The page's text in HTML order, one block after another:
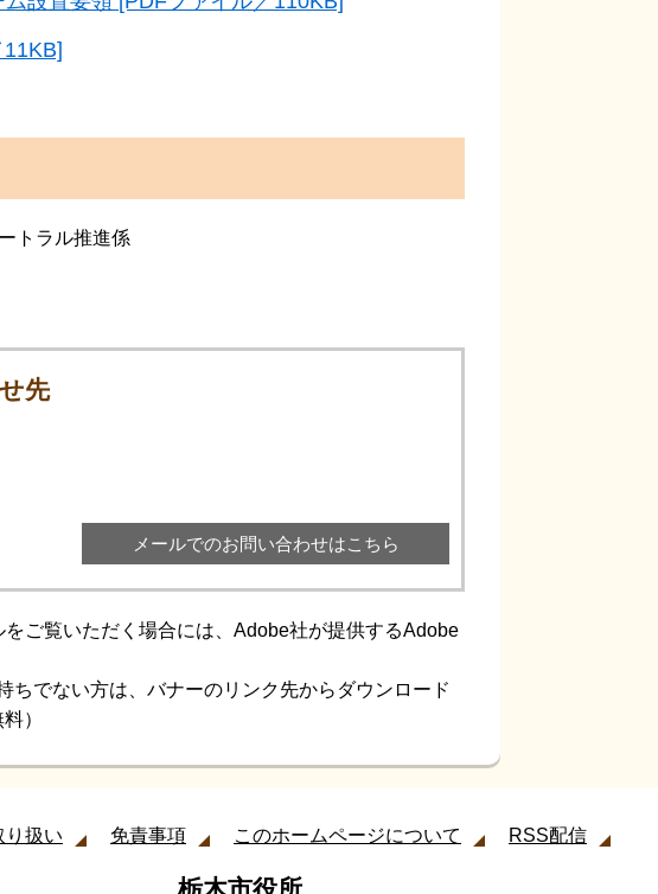
トラル推進係
先
メールでのお問い合わせはこちら
をご覧いただく場合には、Adobe社が提供するAdobe
ちでない方は、バナーのリンク先からダウンロード
）
り扱い 免責事項 このホームページについて RSS配信